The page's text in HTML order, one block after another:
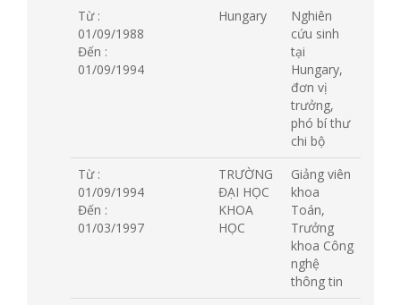
Từ :
01/09/1988
Đến :
01/09/1994
Hungary
Nghiên
cứu sinh
tại
Hungary,
đơn vị
trưởng,
phó bí thư
chi bộ
Từ :
01/09/1994
Đến :
01/03/1997
TRƯỜNG
ĐẠI HỌC
KHOA
HỌC
Giảng viên
khoa
Toán,
Trưởng
khoa Công
nghệ
thông tin